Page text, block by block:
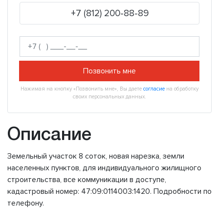
+7 (812) 200-88-89
Позвонить мне
Нажимая на кнопку «Позвонить мне», Вы даете согласие на обработку
своих персональных данных.
Описание
Земельный участок 8 соток, новая нарезка, земли
населенных пунктов, для индивидуального жилищного
строительства, все коммуникации в доступе,
кадастровый номер: 47:09:0114003:1420. Подробности по
телефону.